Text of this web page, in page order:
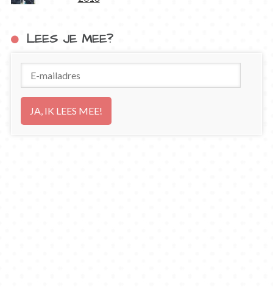
LEES JE MEE?
mailadres